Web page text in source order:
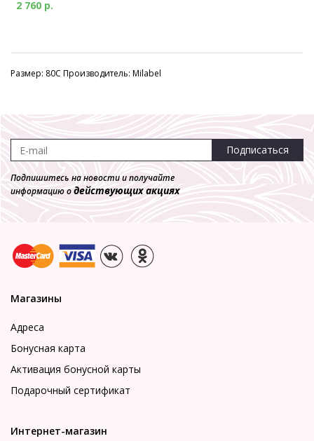
2 760 р.
Размер: 80C Производитель: Milabel
Подписаться
Подпишитесь на новости и получайте
информацию одействующих акциях
Магазины
Адреса
Бонусная карта
Активация бонусной карты
Подарочный сертификат
Интернет-магазин